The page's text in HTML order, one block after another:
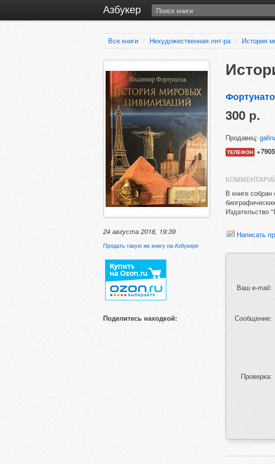
Азбукер
Все книги / Нехудожественная лит-ра / История
24 августа 2018, 19:39
Продать такую же книгу на Азбукере
Поделитесь находкой:
300 р.
Продавец:
ТЕЛЕФОН
В книге
Издательство
Написать
Ваш e-mail:
Сообщение:
Проверка: